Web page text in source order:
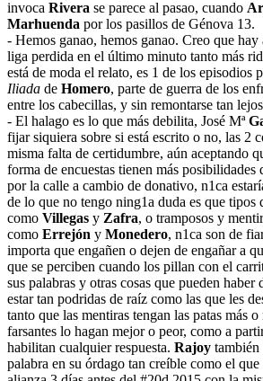
invoca Rivera se parece al pasao, cuando
Marhuenda por los pasillos de Génova 13.
- Hemos ganao, hemos ganao. Creo que
liga perdida en el último minuto tanto más
está de moda el relato, es 1 de los episodios
Iliada de Homero, parte de guerra de los
entre los cabecillas, y sin remontarse tan
- El halago es lo que más debilita, José Mª
fijar siquiera sobre si está escrito o no, las 2
misma falta de certidumbre, aún aceptando
forma de encuestas tienen más posibilidades
por la calle a cambio de donativo, n1ca
de lo que no tengo ning1a duda es que tipos
como Villegas y Zafra, o tramposos y
como Errejón y Monedero, n1ca son de
importa que engañen o dejen de engañar a
que se perciben cuando los pillan con el
sus palabras y otras cosas que pueden haber
estar tan podridas de raíz como las que les
tanto que las mentiras tengan las patas más
farsantes lo hagan mejor o peor, como a
habilitan cualquier respuesta. Rajoy también
palabra en su órdago tan creíble como el